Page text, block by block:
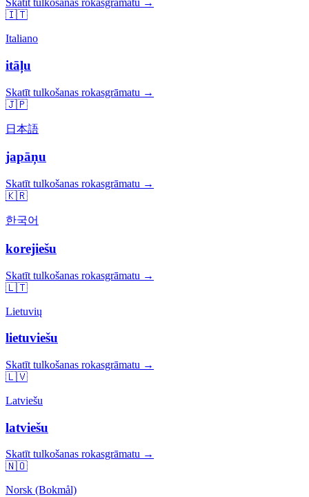
Skatīt tulkošanas rokasgrāmatu →
🇮🇹
Italiano
itāļu
Skatīt tulkošanas rokasgrāmatu →
🇯🇵
日本語
japāņu
Skatīt tulkošanas rokasgrāmatu →
🇰🇷
한국어
korejiešu
Skatīt tulkošanas rokasgrāmatu →
🇱🇹
Lietuvių
lietuviešu
Skatīt tulkošanas rokasgrāmatu →
🇱🇻
Latviešu
latviešu
Skatīt tulkošanas rokasgrāmatu →
🇳🇴
Norsk (Bokmål)